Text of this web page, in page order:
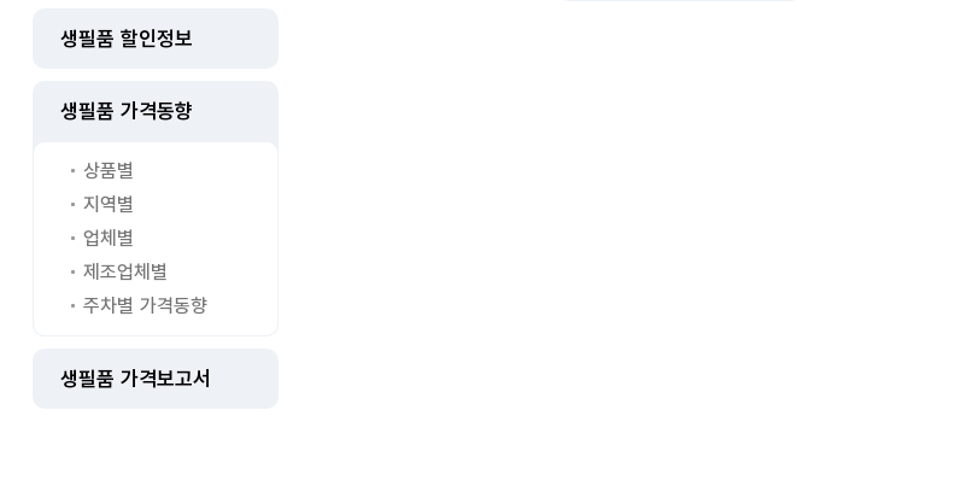
생필품 할인정보
생필품 가격동향
상품별
지역별
업체별
제조업체별
주차별 가격동향
생필품 가격보고서